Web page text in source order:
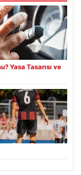
Yasa Tasarısı ve